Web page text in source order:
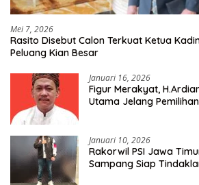
Mei 7, 2026
Rasito Disebut Calon Terkuat Ketua
Peluang Kian Besar
Januari 16, 2026
Figur Merakyat,
Utama Jelang
Januari 10, 2026
Rakorwil PSI Jawa
Sampang Siap